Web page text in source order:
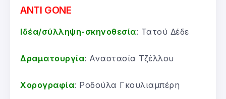
ANTI GONE
Ιδέα/σύλληψη-σκηνοθεσία: Τατού Δέδε
Δραματουργία: Αναστασία Τζέλλου
Χορογραφία: Ροδούλα Γκουλιαμπέρη